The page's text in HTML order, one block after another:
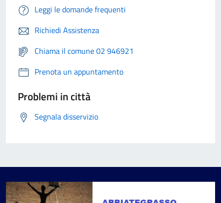
Leggi le domande frequenti
Richiedi Assistenza
Chiama il comune 02 946921
Prenota un appuntamento
Problemi in città
Segnala disservizio